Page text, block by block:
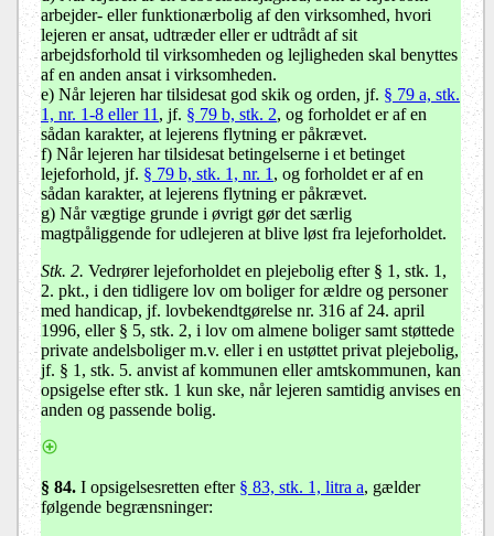
arbejder- eller funktionærbolig af den virksomhed, hvori
lejeren er ansat, udtræder eller er udtrådt af sit
arbejdsforhold til virksomheden og lejligheden skal benyttes
af en anden ansat i virksomheden.
e) Når lejeren har tilsidesat god skik og orden, jf. § 79 a, stk.
1, nr. 1-8 eller 11 , jf. § 79 b, stk. 2, og forholdet er af en
sådan karakter, at lejerens flytning er påkrævet.
f) Når lejeren har tilsidesat betingelserne i et betinget
lejeforhold, jf. § 79 b, stk. 1, nr. 1 , og forholdet er af en
sådan karakter, at lejerens flytning er påkrævet.
g) Når vægtige grunde i øvrigt gør det særlig
magtpåliggende for udlejeren at blive løst fra lejeforholdet.
Stk. 2. Vedrører lejeforholdet en plejebolig efter § 1, stk. 1,
2. pkt., i den tidligere lov om boliger for ældre og personer
med handicap, jf. lovbekendtgørelse nr. 316 af 24. april
1996, eller § 5, stk. 2, i lov om almene boliger samt støttede
private andelsboliger m.v. eller i en ustøttet privat plejebolig,
jf. § 1, stk. 5. anvist af kommunen eller amtskommunen, kan
opsigelse efter stk. 1 kun ske, når lejeren samtidig anvises en
anden og passende bolig.
§ 84. I opsigelsesretten efter § 83, stk. 1, litra a, gælder
følgende begrænsninger: